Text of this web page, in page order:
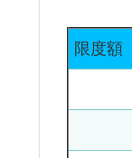
限度額